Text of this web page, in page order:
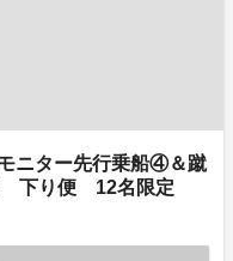
ニター先行乗船④＆蹴
下り便 12名限定